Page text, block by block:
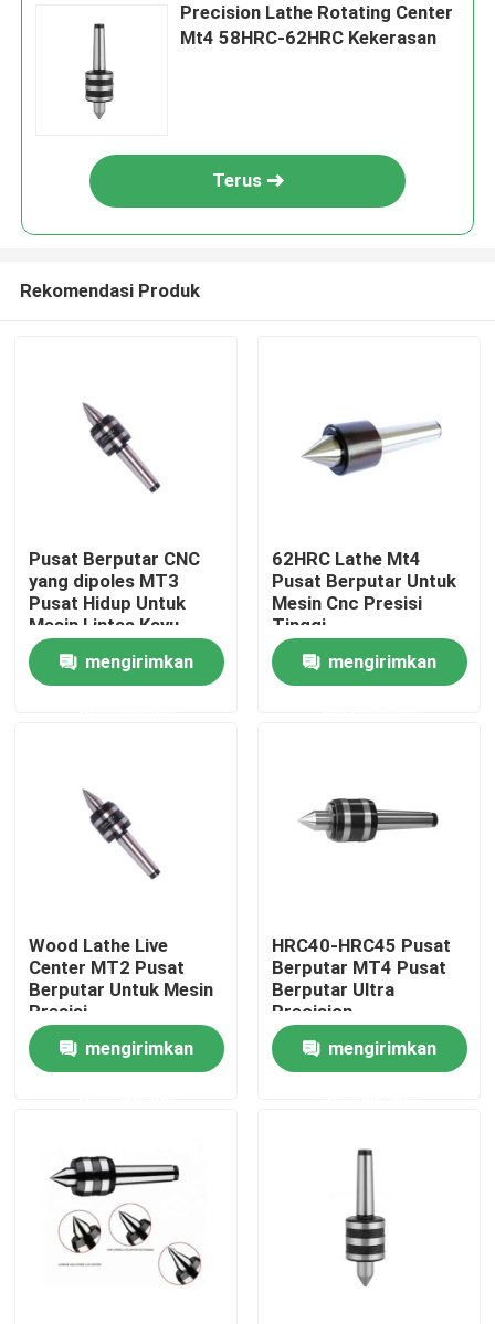
Rumah
Tur Pabrik
Kontrol kualitas
Permintaan Penawaran
Pemegang Alat BT
Precision Lathe Rotating Center
Mt4 58HRC-62HRC Kekerasan
Terus
Rekomendasi Produk
Pusat Berputar CNC
yang dipoles MT3
Pusat Hidup Untuk
Mesin Lintas Kayu
mengirimkan
62HRC Lathe Mt4
Pusat Berputar Untuk
Mesin Cnc Presisi
Tinggi
mengirimkan
Wood Lathe Live
Center MT2 Pusat
Berputar Untuk Mesin
Presisi
mengirimkan
HRC40-HRC45 Pusat
Berputar MT4 Pusat
Berputar Ultra
Precision
mengirimkan